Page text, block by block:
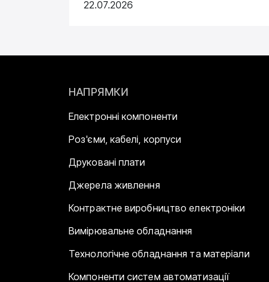
22.07.2026
НАПРЯМКИ
Електронні компоненти
Роз'єми, кабелі, корпуси
Друковані плати
Джерела живлення
Контрактне виробництво електроніки
Вимірювальне обладнання
Технологічне обладнання та матеріали
Компоненти систем автоматизації